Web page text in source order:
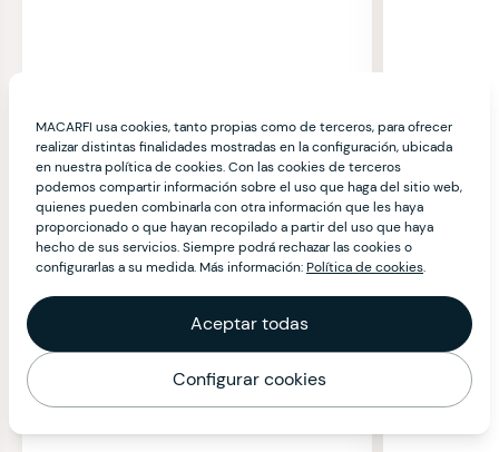
MACARFI usa cookies, tanto propias como de terceros, para ofrecer
realizar distintas finalidades mostradas en la configuración, ubicada
en nuestra política de cookies. Con las cookies de terceros
podemos compartir información sobre el uso que haga del sitio web,
quienes pueden combinarla con otra información que les haya
proporcionado o que hayan recopilado a partir del uso que haya
hecho de sus servicios. Siempre podrá rechazar las cookies o
configurarlas a su medida. Más información:Política de cookies.
Aceptar todas
Configurar cookies